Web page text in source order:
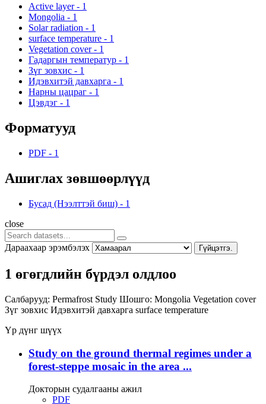
Active layer - 1
Mongolia - 1
Solar radiation - 1
surface temperature - 1
Vegetation cover - 1
Гадаргын температур - 1
Зүг зовхис - 1
Идэвхитэй давхарга - 1
Нарны цацраг - 1
Цэвдэг - 1
Форматууд
PDF - 1
Ашиглах зөвшөөрлүүд
Бусад (Нээлттэй биш) - 1
close
Дараахаар эрэмбэлэх Гүйцэтгэ.
1 өгөгдлийн бүрдэл олдлоо
Салбарууд: Permafrost Study Шошго: Mongolia Vegetation cover
Зүг зовхис Идэвхитэй давхарга surface temperature
Үр дүнг шүүх
Study on the ground thermal regimes under a
forest-steppe mosaic in the area ...
Докторын судалгааны ажил
PDF